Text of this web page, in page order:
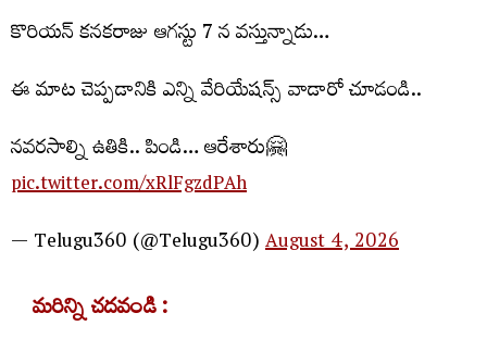
కొరియన్ కనకరాజు ఆగస్టు 7 న వస్తున్నాడు…
ఈ మాట చెప్పడానికి ఎన్ని వేరియేషన్స్ వాడారో చూడండి..
నవరసాల్ని ఉతికి.. పిండి… ఆరేశారు🤗
pic.twitter.com/xRlFgzdPAh
— Telugu360 (@Telugu360)August 4, 2026
మరిన్ని చదవండి :